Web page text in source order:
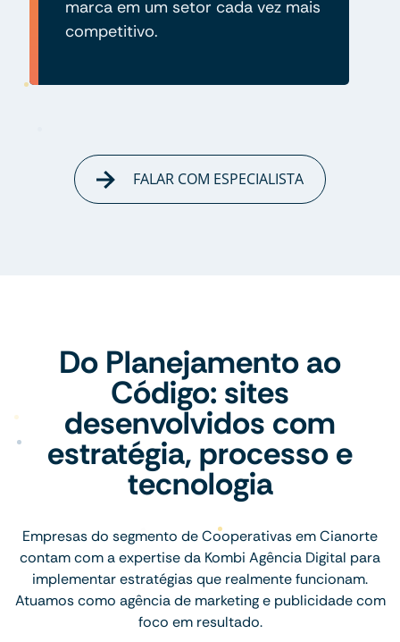
marca em um setor cada vez mais
competitivo.
FALAR COM ESPECIALISTA
Do Planejamento ao
Código: sites
desenvolvidos com
estratégia, processo e
tecnologia
Empresas do segmento de Cooperativas em Cianorte
contam com a expertise da Kombi Agência Digital para
implementar estratégias que realmente funcionam.
Atuamos como agência de marketing e publicidade com
foco em resultado.